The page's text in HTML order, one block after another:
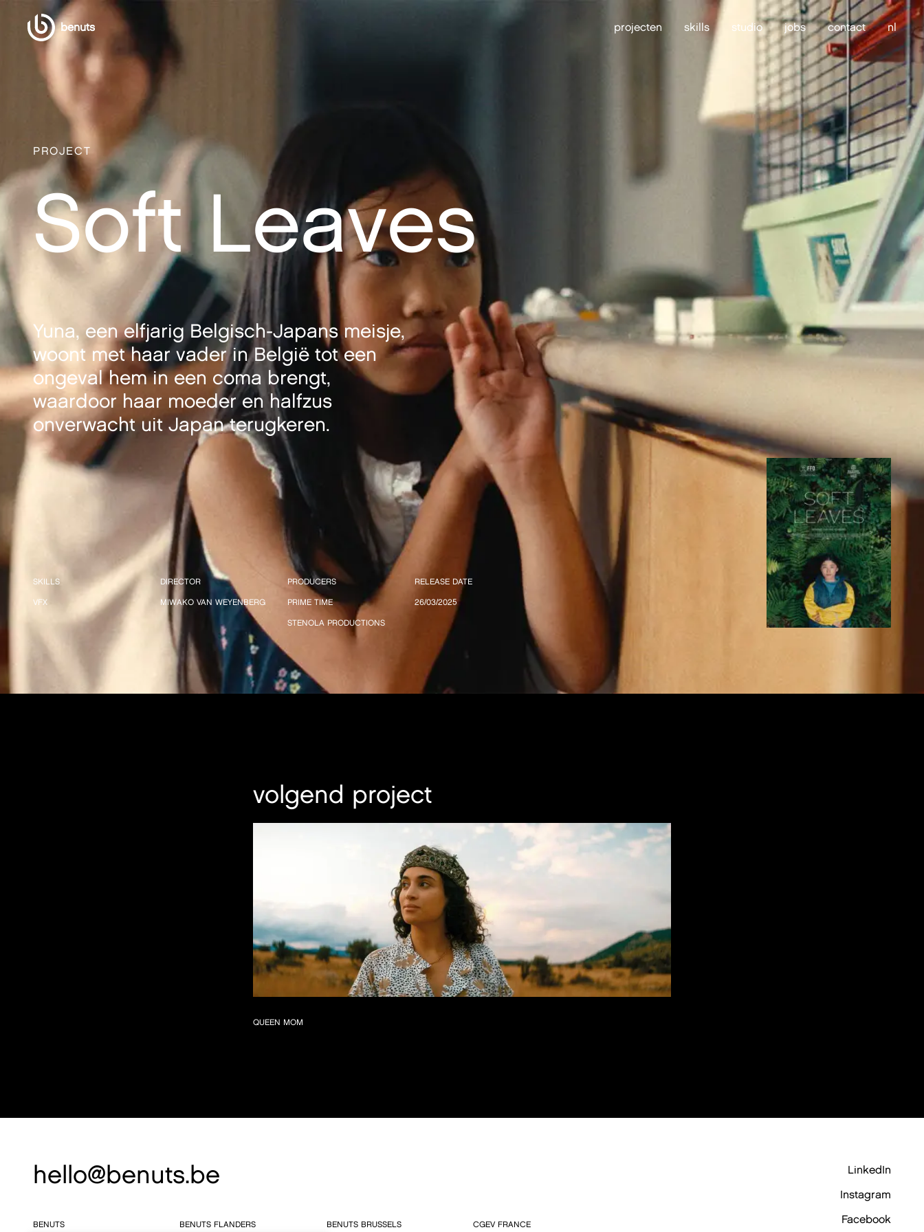
benuts projecten skills studio jobs contact nl
PROJECT
Soft Leaves
Yuna, een elfjarig Belgisch-Japans meisje,
woont met haar vader in België tot een
ongeval hem in een coma brengt,
waardoor haar moeder en halfzus
onverwacht uit Japan terugkeren.
SKILLS
VFX
DIRECTOR
MIWAKO VAN WEYENBERG
PRODUCERS
PRIME TIME
STENOLA PRODUCTIONS
RELEASE DATE
26/03/2025
volgend project
QUEEN MOM
hello@benuts.be
BENUTS BENUTS FLANDERS BENUTS BRUSSELS CGEV FRANCE
LinkedIn
Instagram
Facebook